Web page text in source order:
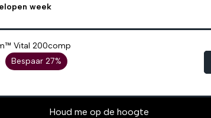
week
Vital 200comp
Bespaar 27%
Houd me op de hoogte